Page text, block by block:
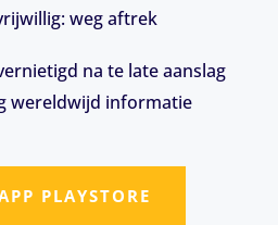
weg aftrek
na te late aanslag
wereldwijd informatie
PLAYSTORE